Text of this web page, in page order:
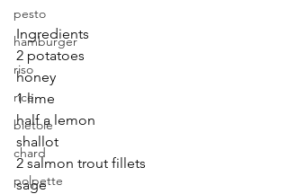
pesto
hamburger
riso
rice
bietole
chard
polpette
Ingredients
2 potatoes
honey
1 lime
half a lemon
shallot
2 salmon trout fillets
sage